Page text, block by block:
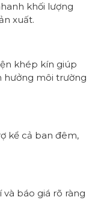
khối lượng
xuất.
khép kín giúp
hưởng môi trường
kể cả ban đêm,
báo giá rõ ràng